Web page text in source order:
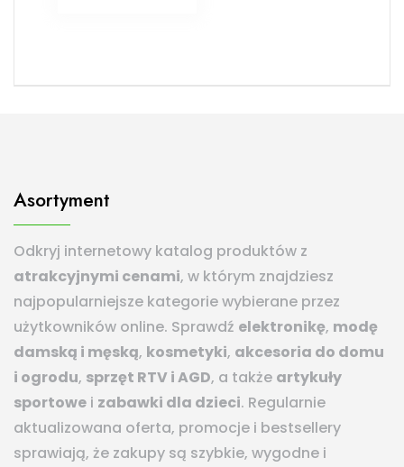
Asortyment
Odkryj internetowy katalog produktów z
atrakcyjnymi cenami, w którym znajdziesz
najpopularniejsze kategorie wybierane przez
użytkowników online. Sprawdź elektronikę, modę
damską i męską, kosmetyki, akcesoria do domu
i ogrodu, sprzęt RTV i AGD, a także artykuły
sportowe i zabawki dla dzieci. Regularnie
aktualizowana oferta, promocje i bestsellery
sprawiają, że zakupy są szybkie, wygodne i